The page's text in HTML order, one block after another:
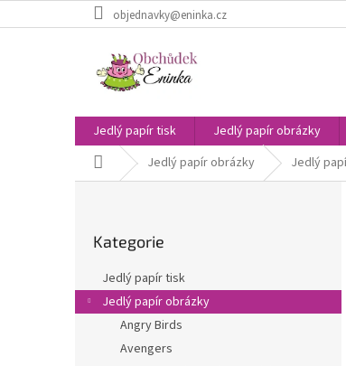
na
objednavky@eninka.cz
Jedlý papír tisk Jedlý papír obrázky
Domů Jedlý papír obrázky Jedlý
a
n
kategorie
Kategorie
Jedlý papír tisk
Jedlý papír obrázky
Angry Birds
Avengers